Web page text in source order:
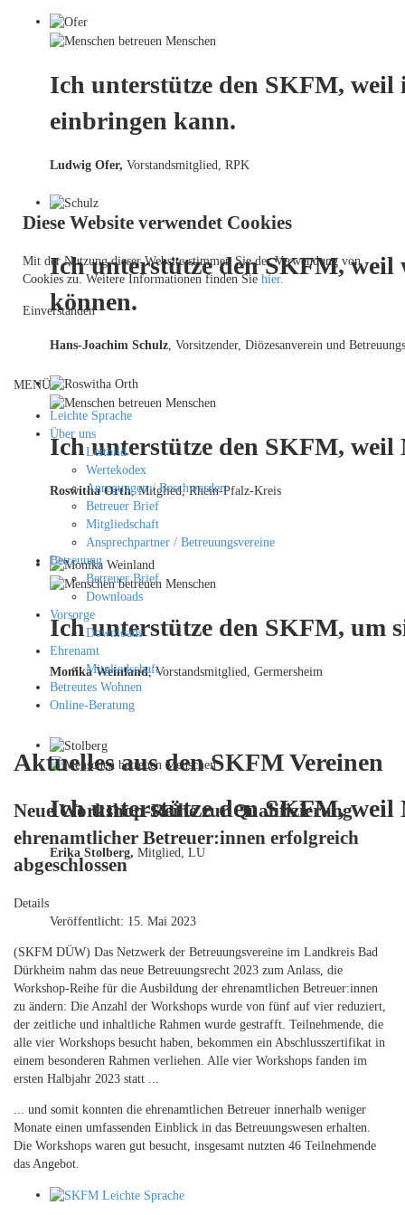
Ich unterstütze den SKFM,
einbringen kann.
Ludwig Ofer, Vorstandsmitglied, RPK
Ich unterstütze den SKFM, weil
können.
Hans-Joachim Schulz, Vorsitzender, Diözesanverein und
Ich unterstütze den SKFM, weil
Roswitha Orth, Mitglied, Rhein-Pfalz-Kreis
Ich unterstütze den SKFM, um
Monika Weinland, Vorstandsmitglied, Germersheim
Ich unterstütze den SKFM,
Erika Stolberg, Mitglied, LU
Diese Website verwendet Cookies
Mit der Nutzung dieser Website stimmen Sie der Verwendung von
Cookies zu. Weitere Informationen finden Sie hier.
Einverstanden
MENÜ
Leichte Sprache
Über uns
Leitbild
Wertekodex
Anregungen / Beschwerden
Betreuer Brief
Mitgliedschaft
Ansprechpartner / Betreuungsvereine
Betreuung
Betreuer Brief
Downloads
Vorsorge
Downloads
Ehrenamt
Mitgliedschaft
Betreutes Wohnen
Online-Beratung
Aktuelles aus den SKFM Vereinen
Neue Workshop-Reihe zur Qualifizierung
ehrenamtlicher Betreuer:innen erfolgreich
abgeschlossen
Details
Veröffentlicht: 15. Mai 2023
(SKFM DÜW) Das Netzwerk der Betreuungsvereine im Landkreis Bad
Dürkheim nahm das neue Betreuungsrecht 2023 zum Anlass, die
Workshop-Reihe für die Ausbildung der ehrenamtlichen Betreuer:innen
zu ändern: Die Anzahl der Workshops wurde von fünf auf vier reduziert,
der zeitliche und inhaltliche Rahmen wurde gestrafft. Teilnehmende, die
alle vier Workshops besucht haben, bekommen ein Abschlusszertifikat in
einem besonderen Rahmen verliehen. Alle vier Workshops fanden im
ersten Halbjahr 2023 statt ...
... und somit konnten die ehrenamtlichen Betreuer innerhalb weniger
Monate einen umfassenden Einblick in das Betreuungswesen erhalten.
Die Workshops waren gut besucht, insgesamt nutzten 46 Teilnehmende
das Angebot.